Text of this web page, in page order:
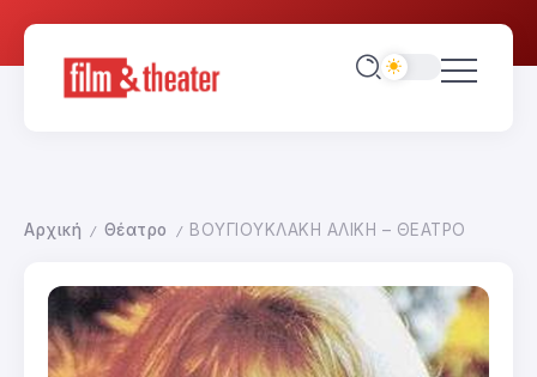
Αρχική / Θέατρο / ΒΟΥΓΙΟΥΚΛΑΚΗ ΑΛΙΚΗ – ΘΕΑΤΡΟ